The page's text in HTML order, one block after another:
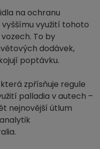
na ochranu
využití tohoto
To by
dodávek,
poptávku.
zpřísňuje regule
palladia v autech –
nejnovější útlum